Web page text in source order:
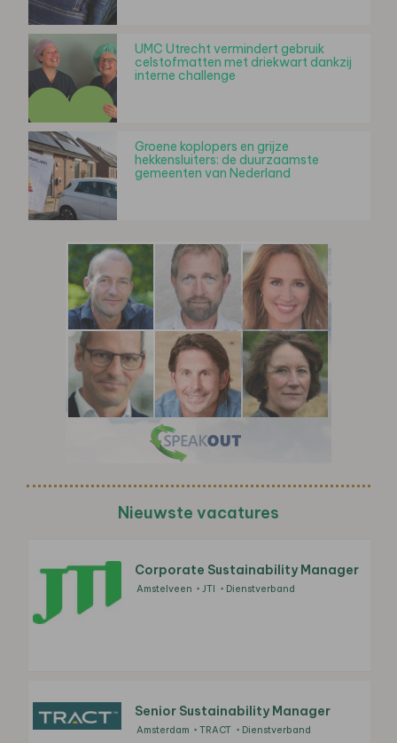
UMC Utrecht vermindert gebruik
celstofmatten met driekwart dankzij
interne challenge
Groene koplopers en grijze
hekkensluiters: de duurzaamste
gemeenten van Nederland
Nieuwste vacatures
Corporate Sustainability Manager
Amstelveen JTI Dienstverband
Senior Sustainability Manager
Amsterdam TRACT Dienstverband